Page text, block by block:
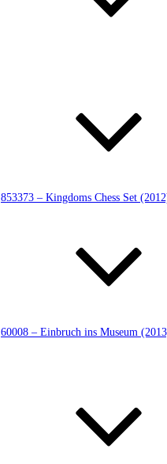
853373 – Kingdoms Chess Set
60008 – Einbruch ins Museum